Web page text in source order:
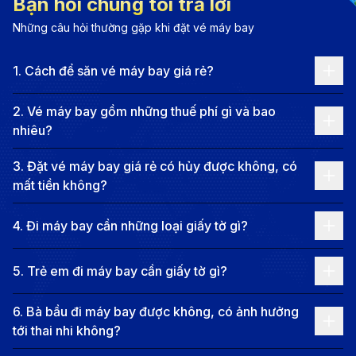
bước qua khu chợ Khan El-Khalili nhộn nhịp.
Không chỉ là trung tâm văn hóa và lịch sử, Cairo còn
mang đến những trải nghiệm mua sắm độc đáo cùng
nền ẩm thực đặc sắc với các món ăn truyền thống
như koshari, falafel và bánh mì Ai Cập. Thành phố
cũng là nơi giao thoa giữa văn hóa Hồi giáo, Coptic và
Dù bạn là tín đồ lịch sử, người yêu thích khảo cổ hay
chỉ muốn tận hưởng bầu không khí huyền bí của
vùng đất Kim Tự Tháp, Cairo chắc chắn sẽ để lại
trong bạn những trải nghiệm khó quên ngay từ lần đặt
Các hãng hàng không khai thác
chuyến bay từ Tp. Hồ Chí Minh đi
Những câu hỏi thường gặp khi đặt vé máy bay
1. Cách để săn vé máy bay giá rẻ?
2. Vé máy bay gồm những thuế phí gì và bao
nhiêu?
3. Đặt vé máy bay giá rẻ có hủy được không, có
mất tiền không?
4. Đi máy bay cần những loại giấy tờ gì?
5. Trẻ em đi máy bay cần giấy tờ gì?
6. Bà bầu đi máy bay được không, có ảnh hưởng
tới thai nhi không?